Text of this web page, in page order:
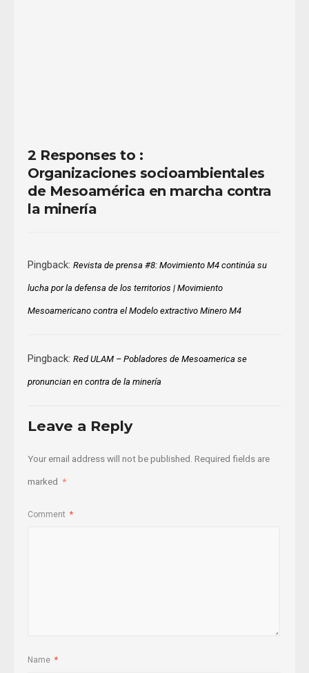
2 Responses to :
Organizaciones socioambientales
de Mesoamérica en marcha contra
la minería
Pingback: Revista de prensa #8: Movimiento M4 continúa su
lucha por la defensa de los territorios | Movimiento
Mesoamericano contra el Modelo extractivo Minero M4
Pingback: Red ULAM – Pobladores de Mesoamerica se
pronuncian en contra de la minería
Leave a Reply
Your email address will not be published. Required fields are
marked *
Comment *
Name *